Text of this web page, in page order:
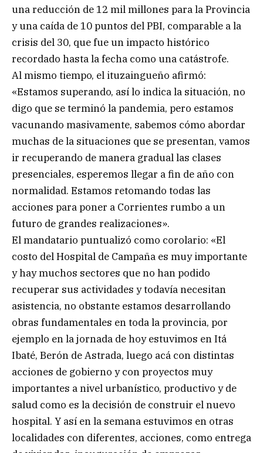
una reducción de 12 mil millones para la Provincia
y una caída de 10 puntos del PBI, comparable a la
crisis del 30, que fue un impacto histórico
recordado hasta la fecha como una catástrofe.
Al mismo tiempo, el ituzaingueño afirmó:
«Estamos superando, así lo indica la situación, no
digo que se terminó la pandemia, pero estamos
vacunando masivamente, sabemos cómo abordar
muchas de la situaciones que se presentan, vamos
ir recuperando de manera gradual las clases
presenciales, esperemos llegar a fin de año con
normalidad. Estamos retomando todas las
acciones para poner a Corrientes rumbo a un
futuro de grandes realizaciones».
El mandatario puntualizó como corolario: «El
costo del Hospital de Campaña es muy importante
y hay muchos sectores que no han podido
recuperar sus actividades y todavía necesitan
asistencia, no obstante estamos desarrollando
obras fundamentales en toda la provincia, por
ejemplo en la jornada de hoy estuvimos en Itá
Ibaté, Berón de Astrada, luego acá con distintas
acciones de gobierno y con proyectos muy
importantes a nivel urbanístico, productivo y de
salud como es la decisión de construir el nuevo
hospital. Y así en la semana estuvimos en otras
localidades con diferentes, acciones, como entrega